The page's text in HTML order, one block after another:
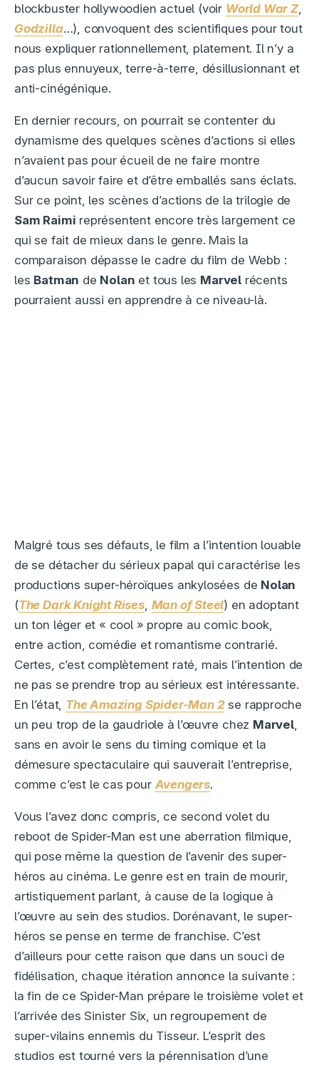
blockbuster hollywoodien actuel (voir World War Z,
Godzilla…), convoquent des scientifiques pour tout
nous expliquer rationnellement, platement. Il n’y a
pas plus ennuyeux, terre-à-terre, désillusionnant et
anti-cinégénique.
En dernier recours, on pourrait se contenter du
dynamisme des quelques scènes d’actions si elles
n’avaient pas pour écueil de ne faire montre
d’aucun savoir faire et d’être emballés sans éclats.
Sur ce point, les scènes d’actions de la trilogie de
Sam Raimi représentent encore très largement ce
qui se fait de mieux dans le genre. Mais la
comparaison dépasse le cadre du film de Webb :
les Batman de Nolan et tous les Marvelrécents
pourraient aussi en apprendre à ce niveau-là.
Malgré tous ses défauts, le film a l’intention louable
de se détacher du sérieux papal qui caractérise les
productions super-héroïques ankylosées de Nolan
(The Dark Knight Rises, Man of Steel) en adoptant
un ton léger et « cool » propre au comic book,
entre action, comédie et romantisme contrarié.
Certes, c’est complètement raté, mais l’intention de
ne pas se prendre trop au sérieux est intéressante.
En l’état, The Amazing Spider-Man 2se rapproche
un peu trop de la gaudriole à l’œuvre chez Marvel,
sans en avoir le sens du timing comique et la
démesure spectaculaire qui sauverait l’entreprise,
comme c’est le cas pour Avengers.
Vous l’avez donc compris, ce second volet du
reboot de Spider-Man est une aberration filmique,
qui pose même la question de l’avenir des super-
héros au cinéma. Le genre est en train de mourir,
artistiquement parlant, à cause de la logique à
l’œuvre au sein des studios. Dorénavant, le super-
héros se pense en terme de franchise. C’est
d’ailleurs pour cette raison que dans un souci de
fidélisation, chaque itération annonce la suivante :
la fin de ce Spider-Man prépare le troisième volet et
l’arrivée des Sinister Six, un regroupement de
super-vilains ennemis du Tisseur. L’esprit des
studios est tourné vers la pérennisation d’une